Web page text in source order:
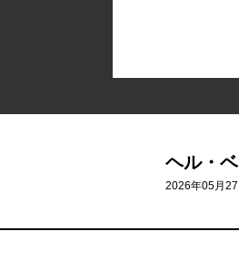
ヘル・
2026年05月27